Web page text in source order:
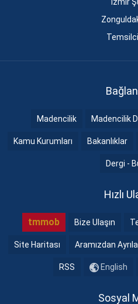
Madencilik Madencilik
Kamu Kurumları Bakanlıklar
Dergi -
Hızlı
tmmob Bize Ulaşın
Site Haritası Aramızdan
RSS English
Sosyal